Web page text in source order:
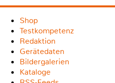
Shop
Testkompetenz
Redaktion
Gerätedaten
Bildergalerien
Kataloge